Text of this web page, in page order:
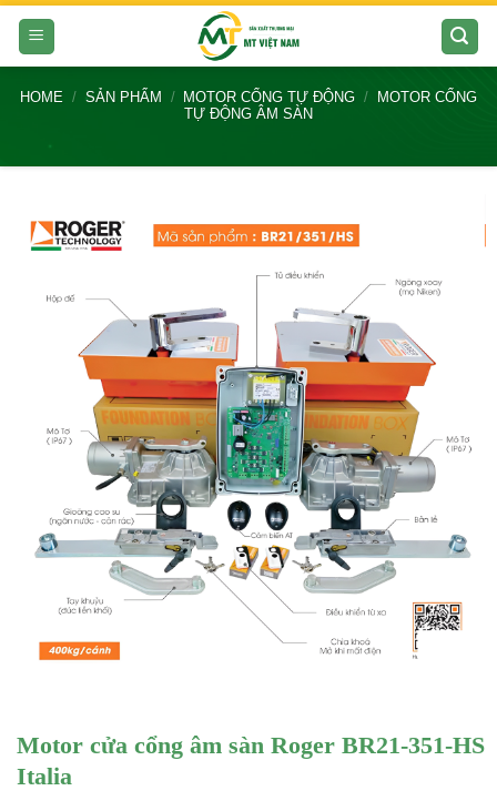
content
HOME / SẢN PHẨM / MOTOR CỔNG TỰ ĐỘNG /
MOTOR CỔNG
TỰ ĐỘNG ÂM SÀN
Motor cửa cổng âm sàn Roger BR21-351-HS
Italia